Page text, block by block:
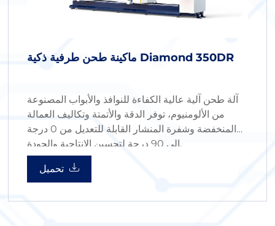
ماكينة طحن طرفية ذكية Diamond 350DR
آلة طحن آلية عالية الكفاءة للنوافذ والأبواب المصنوعة
من الألومنيوم، توفر الدقة والأتمتة وتكاليف العمالة
المنخفضة وشفرة المنشار القابلة للتعديل من 0 درجة
إلى 90 درجة لتحسين الإنتاجية والجودة.